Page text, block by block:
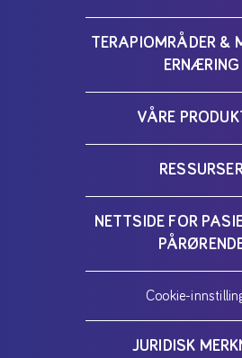
TERAPIOMRÅDER &
ERNÆRING
VÅRE
NETTSIDE FOR
Cookie-
JURIDISK